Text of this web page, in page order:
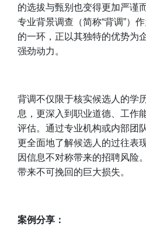
的选拔与甄别也变得更加严谨
专业背景调查（简称“背调”）
的一环，正以其独特的优势为
强劲动力。
背调不仅限于核实候选人的学
息，更深入到职业道德、工作
评估。通过专业机构或内部团
更全面地了解候选人的过往表
因信息不对称带来的招聘风险
带来不可挽回的巨大损失。
案例分享：